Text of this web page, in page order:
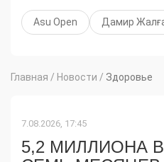
Asu Open Дамир
Главная / Новости / Здоровье
7.08.2026, 17:45
5,2 МИЛЛИОНА